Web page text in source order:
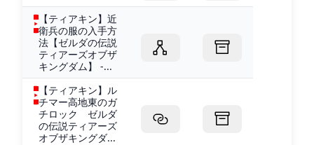
【ティアキン】近
衛兵の服の入手方
法【ゼルダの伝説
ティアーズオブザ
キングダム】 -...
【ティアキン】ル
チマー高地東のガ
チロック ゼルダ
の伝説ティアーズ
オブザキングダ...